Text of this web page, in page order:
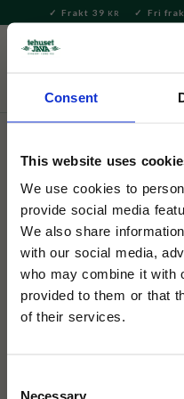
Consent
This website uses
We use cookies to
provide social media
We also share
with our social media,
who may combine it with
provided to them or that
of their services.
Necessary
Meny
Frakt 39 KR Fri
Nyheter
Dunoon
Cairngorm
En kvalitetsmugg i fint
rekonstruerade i kända